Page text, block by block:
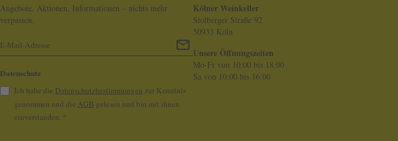
Angebote, Aktionen, Informationen – nichts mehr
verpassen.
Datenschutz
Ich habe die Datenschutzbestimmungen zur Kenntnis
genommen und die AGB gelesen und bin mit ihnen
einverstanden. *
Kölner Weinkeller
Stolberger Straße 92
50933 Köln
Unsere Öffnungszeiten
Mo-Fr von 10:00 bis 18:00
Sa von 10:00 bis 16:00